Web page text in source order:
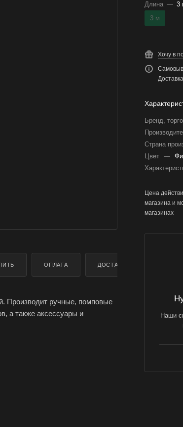
ОПЛАТА ДОСТАВКА
Производит ручные, помповые
а также аксессуары и
3 м, используется в качестве
Длина — 3
3 м
Хочу в
Бренд,
Страна
Цвет —
Цена
магазина и
магазинах
Наши